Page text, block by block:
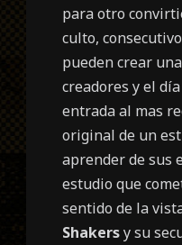
para otro
culto,
pueden crear
creadores y el
entrada al mas
original de un
aprender de sus
estudio que
sentido de la
Shakersy su